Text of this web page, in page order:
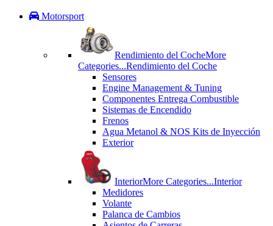
Motorsport
Rendimiento del CocheMore
Categories...Rendimiento del Coche
Sensores
Engine Management & Tuning
Componentes Entrega Combustible
Sistemas de Encendido
Frenos
Agua Metanol & NOS Kits de Inyección
Exterior
InteriorMore Categories...Interior
Medidores
Volante
Palanca de Cambios